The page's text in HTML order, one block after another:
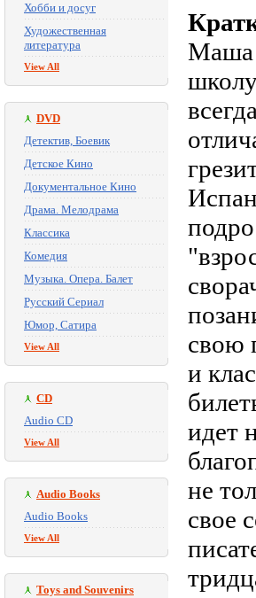
Хобби и досуг
Художественная
литература
View All
DVD
Детектив, Боевик
Детское Кино
Документальное Кино
Драма. Мелодрама
Классика
Комедия
Музыка. Опера. Балет
Русский Сериал
Юмор, Сатира
View All
CD
Audio CD
View All
Audio Books
Audio Books
View All
Toys and Souvenirs
Маша
свою
и
идет
не
свое